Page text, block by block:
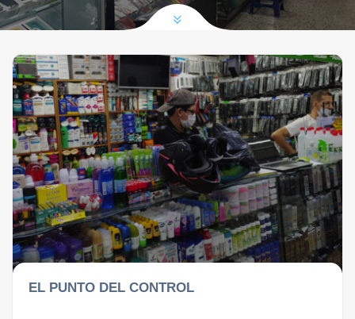
EL PUNTO DEL CONTROL